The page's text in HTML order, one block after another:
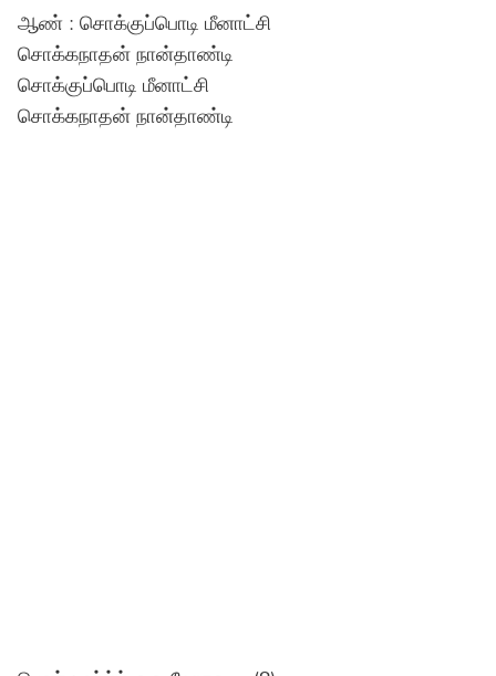
ஆண் : சொக்குப்பொடி மீனாட்சி
சொக்கநாதன் நான்தாண்டி
சொக்குப்பொடி மீனாட்சி
சொக்கநாதன் நான்தாண்டி